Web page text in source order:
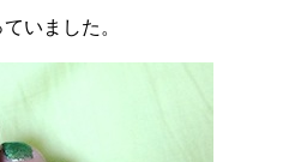
いました。